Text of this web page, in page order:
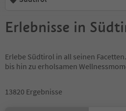
Erlebnisse in
Erlebe Südtirol in all seinen
bis hin zu erholsamen
13820 Ergebnisse